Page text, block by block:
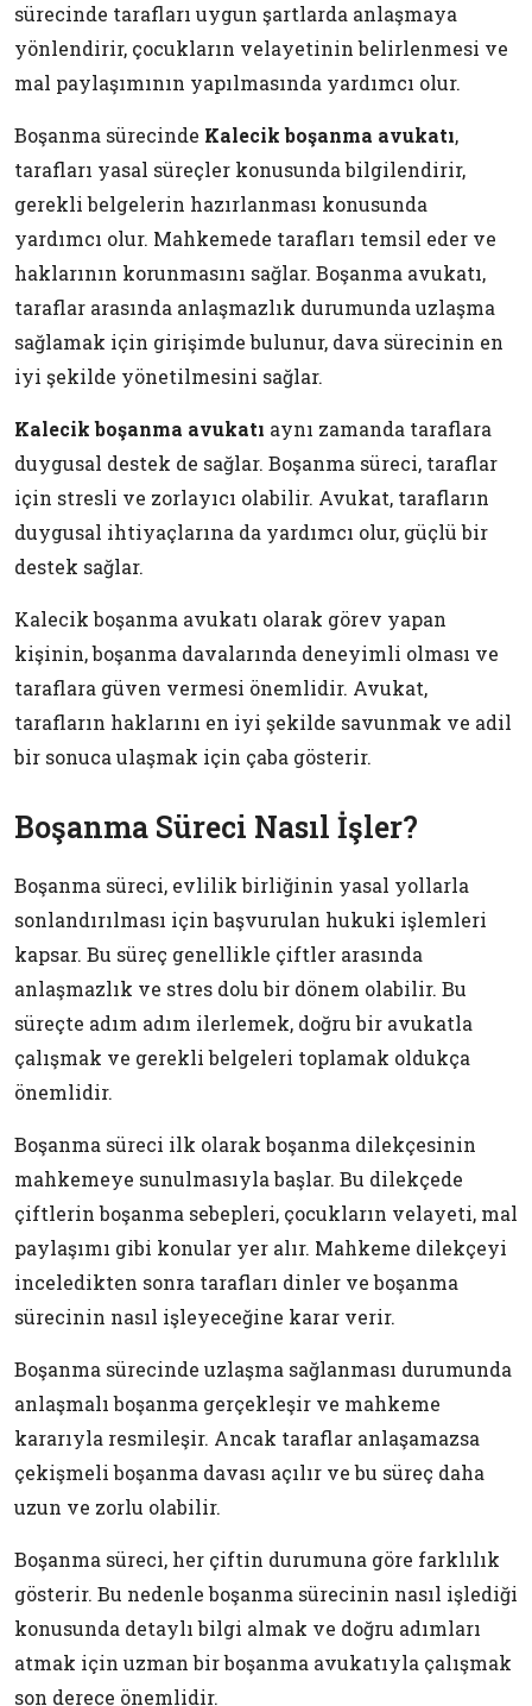
sürecinde tarafları uygun şartlarda anlaşmaya
yönlendirir, çocukların velayetinin belirlenmesi ve
mal paylaşımının yapılmasında yardımcı olur.
Boşanma sürecinde Kalecik boşanma avukatı,
tarafları yasal süreçler konusunda bilgilendirir,
gerekli belgelerin hazırlanması konusunda
yardımcı olur. Mahkemede tarafları temsil eder ve
haklarının korunmasını sağlar. Boşanma avukatı,
taraflar arasında anlaşmazlık durumunda uzlaşma
sağlamak için girişimde bulunur, dava sürecinin en
iyi şekilde yönetilmesini sağlar.
Kalecik boşanma avukatı aynı zamanda taraflara
duygusal destek de sağlar. Boşanma süreci, taraflar
için stresli ve zorlayıcı olabilir. Avukat, tarafların
duygusal ihtiyaçlarına da yardımcı olur, güçlü bir
destek sağlar.
Kalecik boşanma avukatı olarak görev yapan
kişinin, boşanma davalarında deneyimli olması ve
taraflara güven vermesi önemlidir. Avukat,
tarafların haklarını en iyi şekilde savunmak ve adil
bir sonuca ulaşmak için çaba gösterir.
Boşanma Süreci Nasıl İşler?
Boşanma süreci, evlilik birliğinin yasal yollarla
sonlandırılması için başvurulan hukuki işlemleri
kapsar. Bu süreç genellikle çiftler arasında
anlaşmazlık ve stres dolu bir dönem olabilir. Bu
süreçte adım adım ilerlemek, doğru bir avukatla
çalışmak ve gerekli belgeleri toplamak oldukça
önemlidir.
Boşanma süreci ilk olarak boşanma dilekçesinin
mahkemeye sunulmasıyla başlar. Bu dilekçede
çiftlerin boşanma sebepleri, çocukların velayeti, mal
paylaşımı gibi konular yer alır. Mahkeme dilekçeyi
inceledikten sonra tarafları dinler ve boşanma
sürecinin nasıl işleyeceğine karar verir.
Boşanma sürecinde uzlaşma sağlanması durumunda
anlaşmalı boşanma gerçekleşir ve mahkeme
kararıyla resmileşir. Ancak taraflar anlaşamazsa
çekişmeli boşanma davası açılır ve bu süreç daha
uzun ve zorlu olabilir.
Boşanma süreci, her çiftin durumuna göre farklılık
gösterir. Bu nedenle boşanma sürecinin nasıl işlediği
konusunda detaylı bilgi almak ve doğru adımları
atmak için uzman bir boşanma avukatıyla çalışmak
son derece önemlidir.